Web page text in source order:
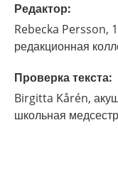
Редактор:
Rebecka Persson,
редакционная
Проверка текста:
Birgitta Kårén,
школьная